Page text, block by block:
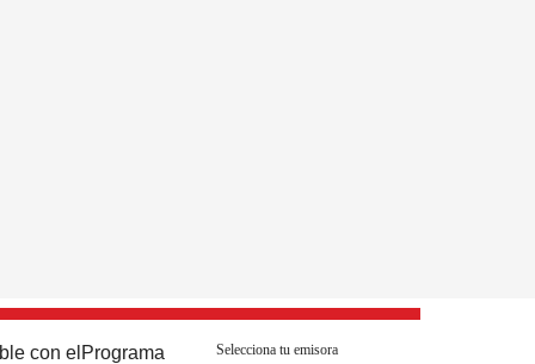
con el Programa Selecciona tu emisora